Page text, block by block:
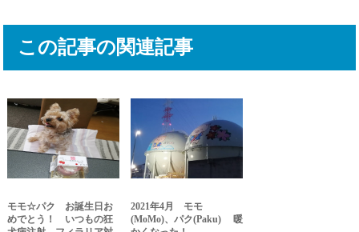
この記事の関連記事
モモ☆パク お誕生日お
めでとう！ いつもの狂
2021年4月 モモ
(MoMo)、パク(Paku) 暖